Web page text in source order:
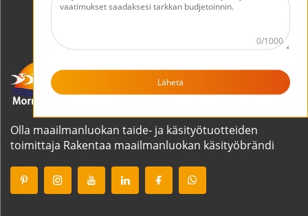
0/1000
Lähetä
Olla maailmanluokan taide- ja käsityötuotteiden
toimittaja Rakentaa maailmanluokan käsityöbrändi